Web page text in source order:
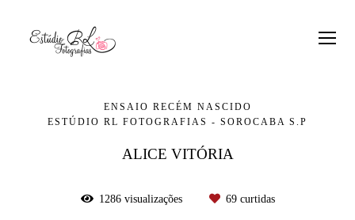
ENSAIO RECÉM NASCIDO
ESTÚDIO RL FOTOGRAFIAS - SOROCABA S.P
ALICE VITÓRIA
1286visualizações 69curtidas